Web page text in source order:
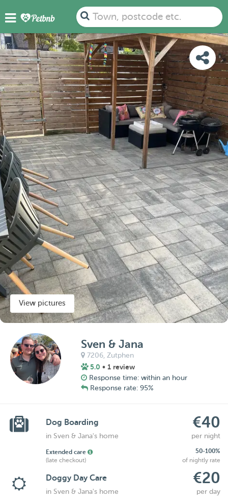
Town, postcode etc.
PHOTOS REVIEWS
View pictures
Sven & Jana
7206,Zutphen
5.0 • 1 review
Response time: within an hour
Response rate: 95%
Dog Boarding €40
in Sven & Jana's home per night
Extended care
50-100%
(late checkout)
of nightly rate
Doggy Day Care €20
in Sven & Jana's home per day